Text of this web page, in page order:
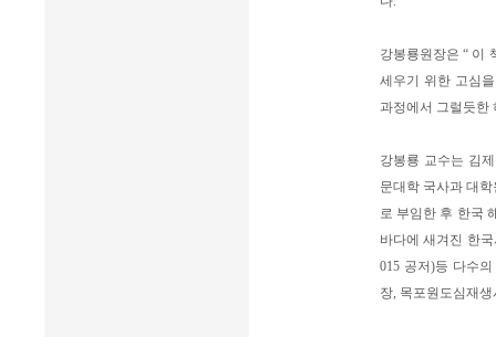
강봉룡원장은 “ 이
세우기 위한 고심
과정에서 그럴듯한
강봉룡 교수는 김
문대학 국사과 대
로 부임한 후 한국
바다에 새겨진 한
015 공저)등 다수
장, 목포원도심재